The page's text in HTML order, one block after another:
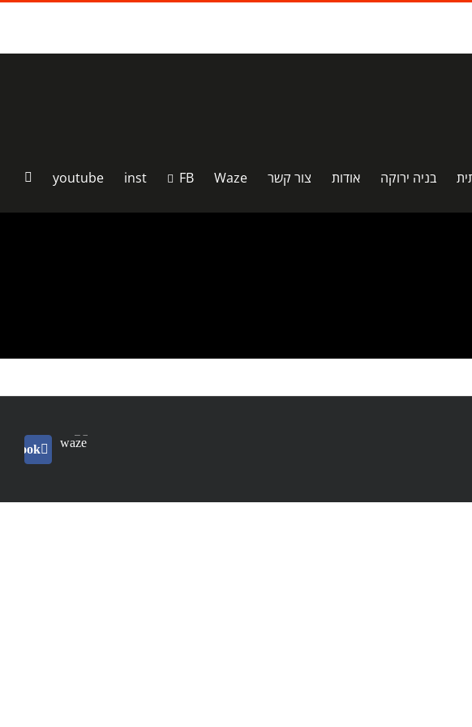
בניה ירוקה אודות צור קשר Waze
FB
inst
youtube
Waze